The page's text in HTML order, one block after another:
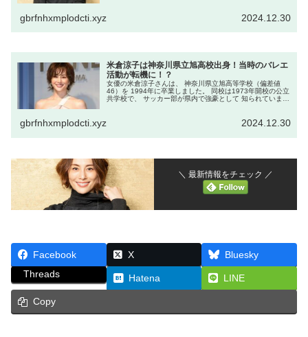
gbrfnhxmplodcti.xyz 2024.12.30
米倉涼子は神奈川県立旭高校出身！当時のバレエ
活動が転機に！？
女優の米倉涼子さんは、 神奈川県立旭高等学校（偏差値
46）を 1994年に卒業しました。 同校は1973年開校の公立
共学校で、 サッカー部が県内で強豪として 知られていま
gbrfnhxmplodcti.xyz 2024.12.30
＼ 最新情報をチェック ／
Facebook X
Bluesky
Threads
Hatena LINE
Copy